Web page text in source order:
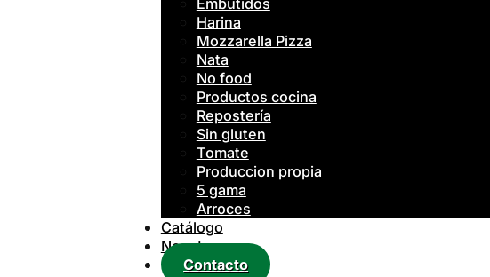
Embutidos
Harina
Mozzarella Pizza
Nata
No food
Productos cocina
Repostería
Sin gluten
Tomate
Produccion propia
5 gama
Arroces
Catálogo
Nosotros
Contacto